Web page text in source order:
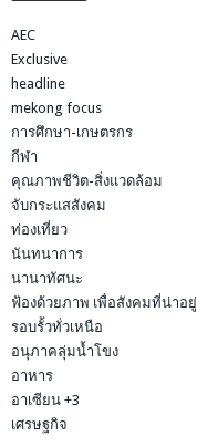
AEC
Exclusive
headline
mekong focus
การศึกษา-เกษตรกร
กีฬา
คุณภาพชีวิต-สิ่งแวดล้อม
จับกระแสสังคม
ท่องเที่ยว
นันทนาการ
นานาทัศนะ
ฟ้องด้วยภาพ เพื่อสังคมที่น่าอยู่
รอบรั้วทั่วเหนือ
อนุภาคลุ่มน้ำโขง
อาหาร
อาเซียน +3
เศรษฐกิจ